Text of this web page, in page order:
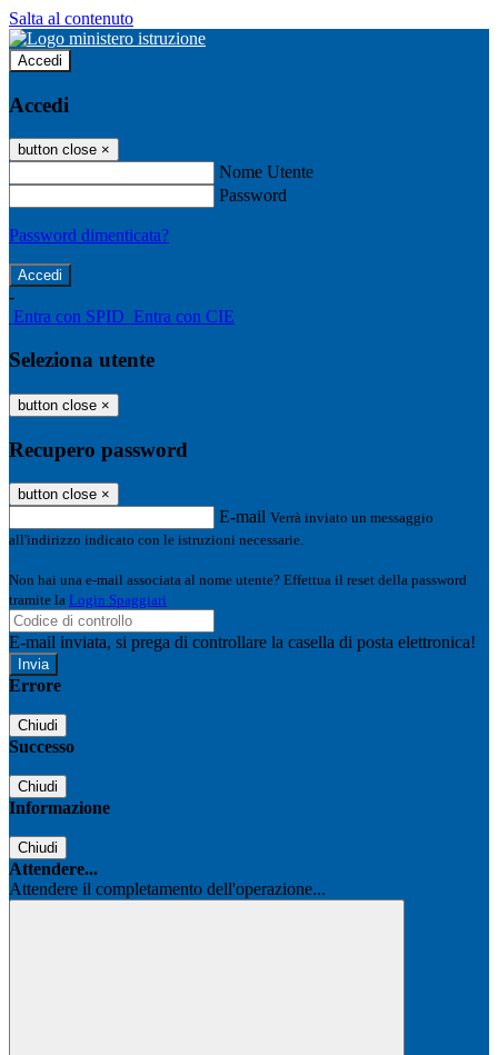
Salta al contenuto
Accedi
Accedi
button close ×
Nome Utente
Password
Password dimenticata?
-
Entra con SPID Entra con CIE
Seleziona utente
button close ×
Recupero password
button close ×
E-mail Verrà inviato un messaggio
all'indirizzo indicato con le istruzioni necessarie.
Non hai una e-mail associata al nome utente? Effettua il reset della password
tramite la Login Spaggiari
E-mail inviata, si prega di controllare la casella di posta elettronica!
Errore
Chiudi
Successo
Chiudi
Informazione
Chiudi
Attendere...
Attendere il completamento dell'operazione...